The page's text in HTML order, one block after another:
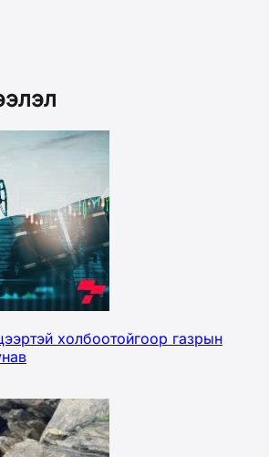
холбоотойгоор газрын